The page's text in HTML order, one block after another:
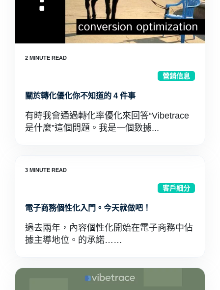
營銷信息
關於轉化優化你不知道的 4 件事
有時我會通過轉化率優化來回答“Vibetrace
是什麼”這個問題。我是一個數據...
客戶細分
電子商務個性化入門。今天就做吧！
過去兩年，內容個性化開始在電子商務中佔
據主導地位。的承諾……